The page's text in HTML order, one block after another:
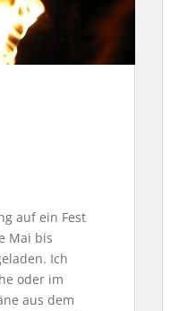
auf ein Fest
Mai bis
Ich
oder im
aus dem